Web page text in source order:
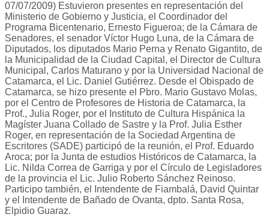
07/07/2009) Estuvieron presentes en representación del
Ministerio de Gobierno y Justicia, el Coordinador del
Programa Bicentenario, Ernesto Figueroa; de la Cámara de
Senadores, el senador Víctor Hugo Luna, de la Cámara de
Diputados, los diputados Mario Perna y Renato Gigantito, de
la Municipalidad de la Ciudad Capital, el Director de Cultura
Municipal, Carlos Maturano y por la Universidad Nacional de
Catamarca, el Lic. Daniel Gutiérrez. Desde el Obispado de
Catamarca, se hizo presente el Pbro. Mario Gustavo Molas,
por el Centro de Profesores de Historia de Catamarca, la
Prof., Julia Roger, por el Instituto de Cultura Hispánica la
Magíster Juana Collado de Sastre y la Prof. Julia Esther
Roger, en representación de la Sociedad Argentina de
Escritores (SADE) participó de la reunión, el Prof. Eduardo
Aroca; por la Junta de estudios Históricos de Catamarca, la
Lic. Nilda Correa de Garriga y por el Círculo de Legisladores
de la provincia el Lic. Julio Roberto Sánchez Reinoso.
Participo también, el Intendente de Fiambalá, David Quintar
y el Intendente de Bañado de Ovanta, dpto. Santa Rosa,
Elpidio Guaraz.